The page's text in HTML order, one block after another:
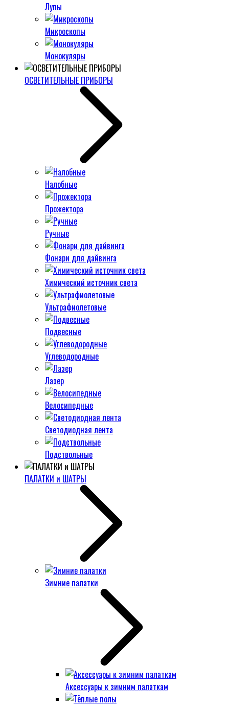
Лупы
Микроскопы
Монокуляры
ОСВЕТИТЕЛЬНЫЕ ПРИБОРЫ
Налобные
Прожектора
Ручные
Фонари для дайвинга
Химический источник света
Ультрафиолетовые
Подвесные
Углеводородные
Лазер
Велосипедные
Светодиодная лента
Подствольные
ПАЛАТКИ и ШАТРЫ
Зимние палатки
Аксессуары к зимним палаткам